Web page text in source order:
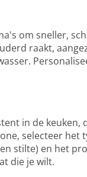
om sneller,
raakt,
in de
selecteer het
stilte) en het
die je wilt.